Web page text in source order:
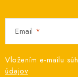
Email
Vložením e-mailu
údajov